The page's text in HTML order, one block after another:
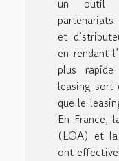
et
en rendant
plus
leasing sort
que le
En France,
(LOA) et
ont